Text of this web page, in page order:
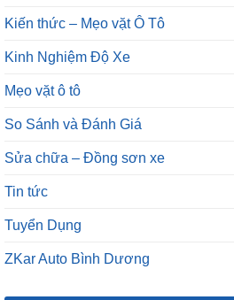
Kiến thức – Mẹo vặt Ô Tô
Kinh Nghiệm Độ Xe
Mẹo vặt ô tô
So Sánh và Đánh Giá
Sửa chữa – Đồng sơn xe
Tin tức
Tuyển Dụng
ZKar Auto Bình Dương